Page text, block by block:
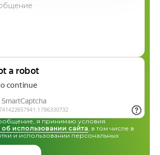
Фармгрупп
я принимаю условия
использовании сайта, в том числе в
и использовании персональных